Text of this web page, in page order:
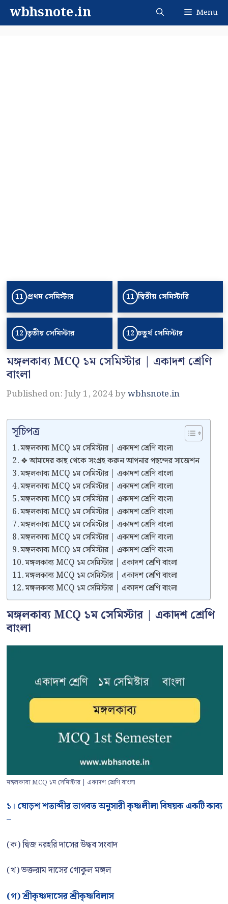
Skipwbhsnote.in Menu
11 প্রথম সেমিস্টার 11 দ্বিতীয় সেমিস্টারি
12 তৃতীয় সেমিস্টার 12 চতুর্থ সেমিস্টার
মঙ্গলকাব্য MCQ ১ম সেমিস্টার | একাদশ শ্রেণি
বাংলা
Published on: July 1, 2024bywbhsnote.in
সূচিপত্র
মঙ্গলকাব্য MCQ ১ম সেমিস্টার | একাদশ শ্রেণি বাংলা
❖ আমাদের কাছ থেকে সংগ্রহ করুন আপনার পছন্দের সাজেশন
মঙ্গলকাব্য MCQ ১ম সেমিস্টার | একাদশ শ্রেণি বাংলা
মঙ্গলকাব্য MCQ ১ম সেমিস্টার | একাদশ শ্রেণি বাংলা
মঙ্গলকাব্য MCQ ১ম সেমিস্টার | একাদশ শ্রেণি বাংলা
মঙ্গলকাব্য MCQ ১ম সেমিস্টার | একাদশ শ্রেণি বাংলা
মঙ্গলকাব্য MCQ ১ম সেমিস্টার | একাদশ শ্রেণি বাংলা
মঙ্গলকাব্য MCQ ১ম সেমিস্টার | একাদশ শ্রেণি বাংলা
মঙ্গলকাব্য MCQ ১ম সেমিস্টার | একাদশ শ্রেণি বাংলা
মঙ্গলকাব্য MCQ ১ম সেমিস্টার | একাদশ শ্রেণি বাংলা
মঙ্গলকাব্য MCQ ১ম সেমিস্টার | একাদশ শ্রেণি বাংলা
মঙ্গলকাব্য MCQ ১ম সেমিস্টার | একাদশ শ্রেণি বাংলা
মঙ্গলকাব্য MCQ ১ম সেমিস্টার | একাদশ শ্রেণি
বাংলা
মঙ্গলকাব্য MCQ ১ম সেমিস্টার | একাদশ শ্রেণি বাংলা
১। ষোড়শ শতাব্দীর ভাগবত অনুসারী কৃষ্ণলীলা বিষয়ক একটি কাব্য
–
(ক) দ্বিজ নরহরি দাসের উদ্ধব সংবাদ
(খ) ভক্তরাম দাসের গোকুল মঙ্গল
(গ) শ্রীকৃষ্ণদাসের শ্রীকৃষ্ণবিলাস